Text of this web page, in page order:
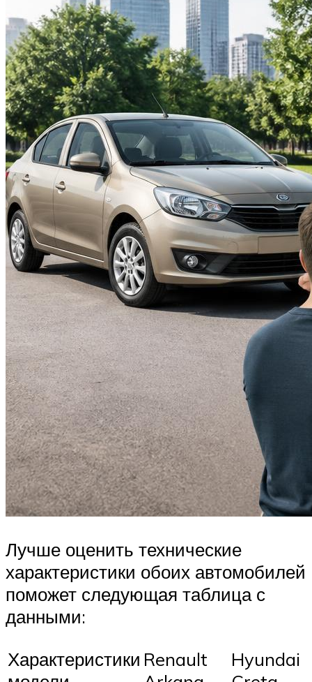
Лучше оценить технические
характеристики обоих автомобилей
поможет следующая таблица с
данными:
Характеристики Renault
Hyundai